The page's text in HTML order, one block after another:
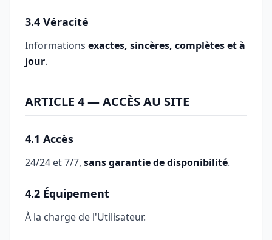
3.4 Véracité
Informations exactes, sincères, complètes et à
jour.
ARTICLE 4 — ACCÈS AU SITE
4.1 Accès
24/24 et 7/7, sans garantie de disponibilité.
4.2 Équipement
À la charge de l'Utilisateur.